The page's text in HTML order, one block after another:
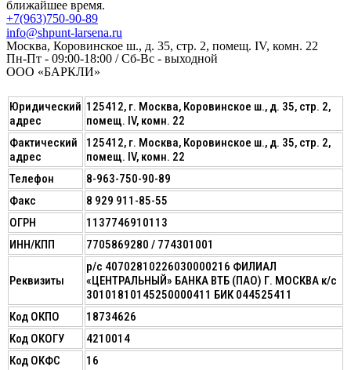
ближайшее время.
+7(963)750-90-89
info@shpunt-larsena.ru
Москва, Коровинское ш., д. 35, стр. 2, помещ. IV, комн. 22
Пн-Пт - 09:00-18:00 / Сб-Вс - выходной
ООО «БАРКЛИ»
Юридический
адрес
125412, г. Москва, Коровинское ш., д. 35, стр. 2,
помещ. IV, комн. 22
Фактический
адрес
125412, г. Москва, Коровинское ш., д. 35, стр. 2,
помещ. IV, комн. 22
Телефон
8-963-750-90-89
Факс
8 929 911-85-55
ОГРН
1137746910113
ИНН/КПП
7705869280 / 774301001
Реквизиты
р/с 40702810226030000216 ФИЛИАЛ
«ЦЕНТРАЛЬНЫЙ» БАНКА ВТБ (ПАО) Г. МОСКВА к/с
30101810145250000411 БИК 044525411
Код ОКПО
18734626
Код ОКОГУ
4210014
Код ОКФС
16